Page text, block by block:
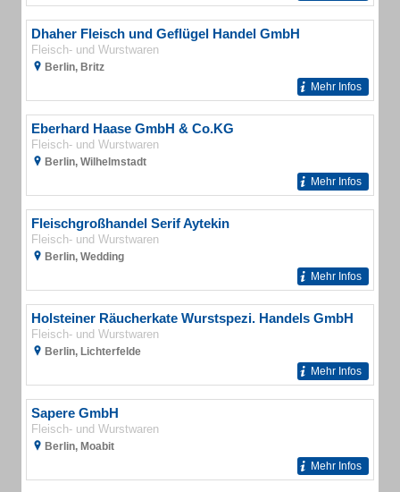
Dhaher Fleisch und Geflügel Handel GmbH
Fleisch- und Wurstwaren
Berlin, Britz
Mehr Infos
Eberhard Haase GmbH & Co.KG
Fleisch- und Wurstwaren
Berlin, Wilhelmstadt
Mehr Infos
Fleischgroßhandel Serif Aytekin
Fleisch- und Wurstwaren
Berlin, Wedding
Mehr Infos
Holsteiner Räucherkate Wurstspezi. Handels GmbH
Fleisch- und Wurstwaren
Berlin, Lichterfelde
Mehr Infos
Sapere GmbH
Fleisch- und Wurstwaren
Berlin, Moabit
Mehr Infos